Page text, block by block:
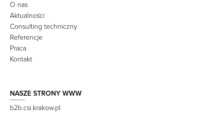
O nas
Aktualności
Consulting techniczny
Referencje
Praca
Kontakt
NASZE STRONY WWW
b2b.csi.krakow.pl